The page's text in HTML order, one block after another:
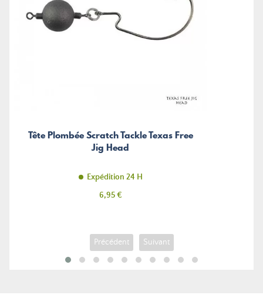
Tête Plombée Scratch Tackle Texas Free
Jig Head
Expédition 24 H
Prix
6,95 €
Précédent Suivant